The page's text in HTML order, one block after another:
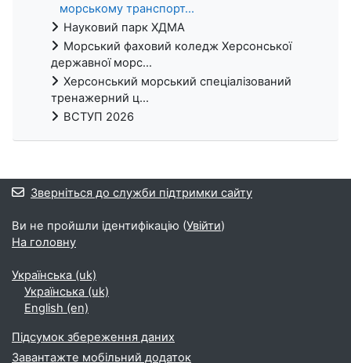
морському транспорт...
Науковий парк ХДМА
Морський фаховий коледж Херсонської
державної морс...
Херсонський морський спеціалізований
тренажерний ц...
ВСТУП 2026
Зверніться до служби підтримки сайту
Ви не пройшли ідентифікацію (Увійти)
На головну
Українська ‎(uk)‎
Українська ‎(uk)‎
English ‎(en)‎
Підсумок збереження даних
Завантажте мобільний додаток